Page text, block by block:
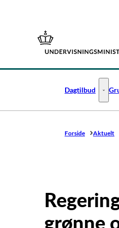
Gå til forsiden
Dagtilbud
Forside Aktuelt
grønne